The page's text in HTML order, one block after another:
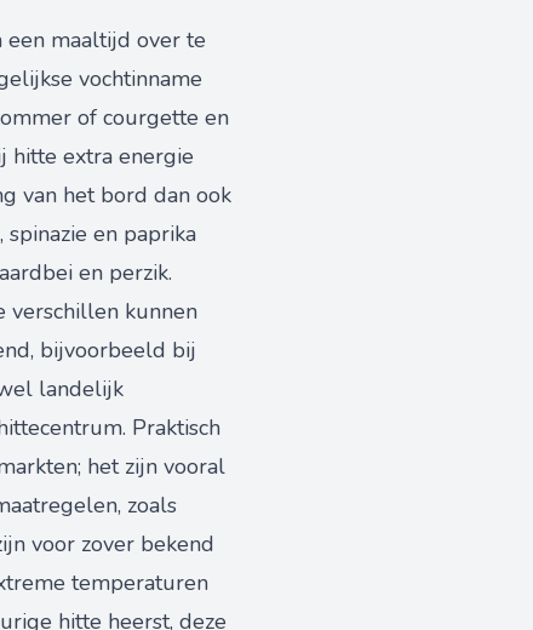
maaltijd over te
vochtinname
of courgette en
hitte extra energie
van het bord dan ook
en paprika
en perzik.
verschillen kunnen
bijvoorbeeld bij
landelijk
Praktisch
het zijn vooral
zoals
voor zover bekend
temperaturen
hitte heerst, deze